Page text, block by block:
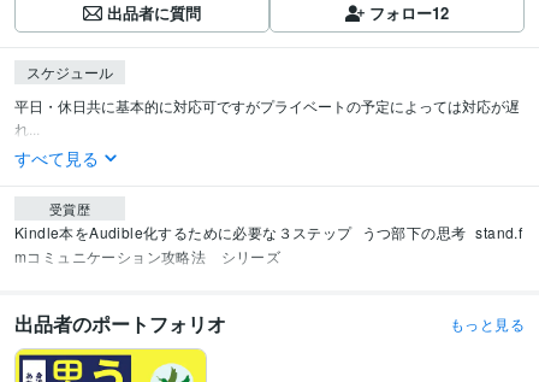
出品者に質問 フォロー12
スケジュール
平日・休日共に基本的に対応可ですがプライベートの予定によっては対応が遅
れ...
すべて見る
受賞歴
Kindle本をAudible化するために必要な３ステップ うつ部下の思考 stand.f
mコミュニケーション攻略法　シリーズ
出品者のポートフォリオ もっと見る